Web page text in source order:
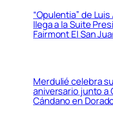
“Opulentia” de
llega a la Suite
Fairmont El San
Merdulié celebra
aniversario junto a
Cándano en